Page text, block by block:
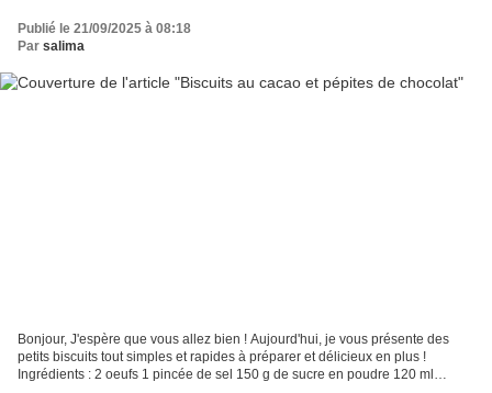
Publié le 21/09/2025 à 08:18
Par salima
Bonjour, J'espère que vous allez bien ! Aujourd'hui, je vous présente des
petits biscuits tout simples et rapides à préparer et délicieux en plus !
Ingrédients : 2 oeufs 1 pincée de sel 150 g de sucre en poudre 120 ml